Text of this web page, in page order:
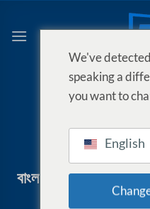
content
বাংলাদেশে অ্যান্ড্রয়েড
We've
speaking a
you want to
English